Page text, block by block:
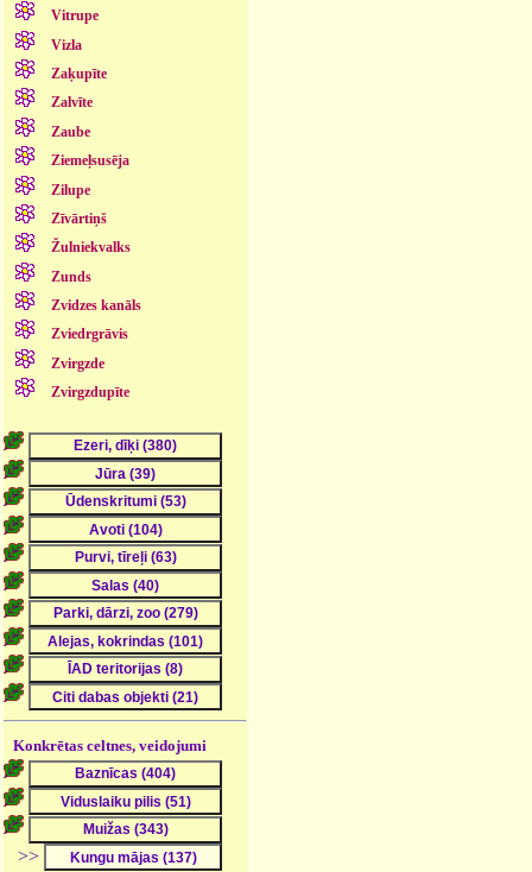
Vitrupe
Vizla
Zaķupīte
Zalvīte
Zaube
Ziemeļsusēja
Zilupe
Zīvārtiņš
Žulniekvalks
Zunds
Zvidzes kanāls
Zviedrgrāvis
Zvirgzde
Zvirgzdupīte
Konkrētas celtnes, veidojumi
>>